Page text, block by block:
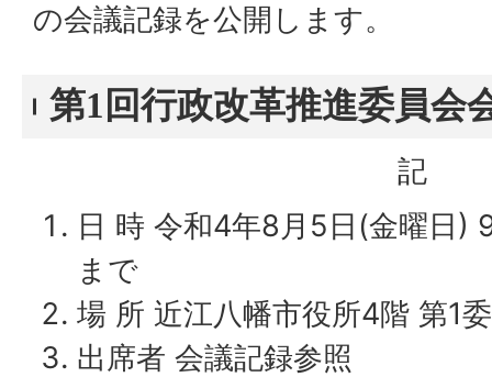
の会議記録を公開します。
第1回行政改革推進委員会
記
日 時 令和4年8月5日(金曜日)
まで
場 所 近江八幡市役所4階 第1
出席者 会議記録参照